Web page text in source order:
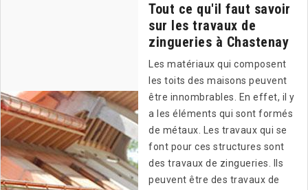
Tout ce qu'il faut savoir
sur les travaux de
zingueries à Chastenay
Les matériaux qui composent
les toits des maisons peuvent
être innombrables. En effet, il y
a les éléments qui sont formés
de métaux. Les travaux qui se
font pour ces structures sont
des travaux de zingueries. Ils
peuvent être des travaux de